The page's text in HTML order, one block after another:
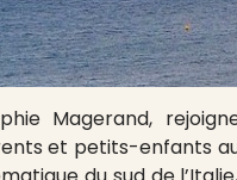
Magerand,
et petits-enfants